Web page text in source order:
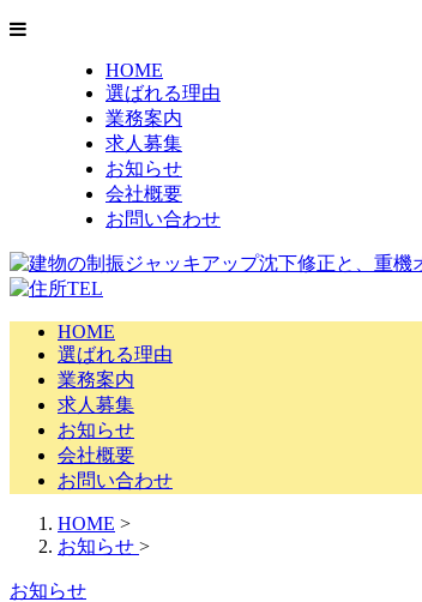
HOME
選ばれる理由
業務案内
求人募集
お知らせ
会社概要
お問い合わせ
HOME
選ばれる理由
業務案内
求人募集
お知らせ
会社概要
お問い合わせ
HOME >
お知らせ >
お知らせ